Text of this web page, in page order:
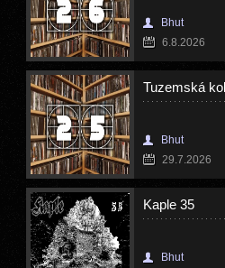
Bhut
6.8.2026
Bhut
29.7.2026
Kaple 35
Bhut